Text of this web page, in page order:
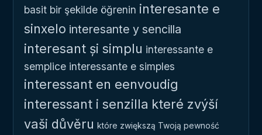
basit bir şekilde öğrenin interesante e
sinxelo interesante y sencilla
interesant și simplu interessante e
semplice interessante e simples
interessant en eenvoudig
interessant i senzilla které zvýší
vaši důvěru które zwiększą Twoją pewność